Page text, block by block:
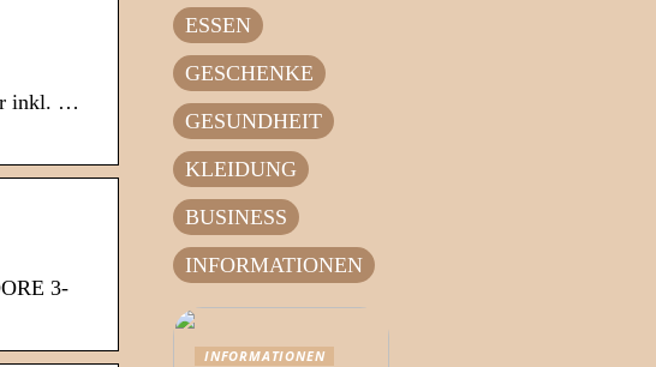
inkl. …
3-
ESSEN
GESCHENKE
GESUNDHEIT
KLEIDUNG
BUSINESS
INFORMATIONEN
INFORMATIONEN